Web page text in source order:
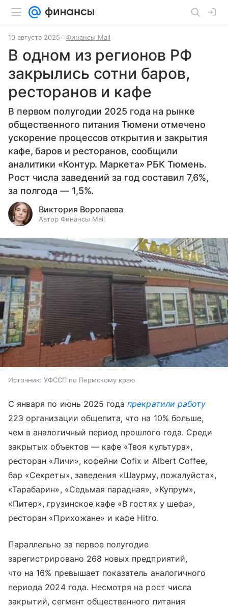
10 августа 2025 Финансы Mail
В одном из регионов РФ
закрылись сотни баров,
ресторанов и кафе
В первом полугодии 2025 года на рынке
общественного питания Тюмени отмечено
ускорение процессов открытия и закрытия
кафе, баров и ресторанов, сообщили
аналитики «Контур. Маркета» РБК Тюмень.
Рост числа заведений за год составил 7,6%,
за полгода — 1,5%.
Виктория Воропаева
Автор Финансы Mail
Источник: УФССП по Пермскому краю
С января по июнь 2025 годапрекратили работу
223 организации общепита, что на 10% больше,
чем в аналогичный период прошлого года. Среди
закрытых объектов — кафе «Твоя культура»,
ресторан «Личи», кофейни Cofix и Albert Coffee,
бар «Секреты», заведения «Шаурму, пожалуйста»,
«Тарабарин», «Седьмая парадная», «Купрум»,
«Питер», грузинское кафе «В гостях у шефа»,
ресторан «Прихожане» и кафе Hitro.
Параллельно за первое полугодие
зарегистрировано 268 новых предприятий,
что на 16% превышает показатель аналогичного
периода 2024 года. Несмотря на рост числа
закрытий, сегмент общественного питания